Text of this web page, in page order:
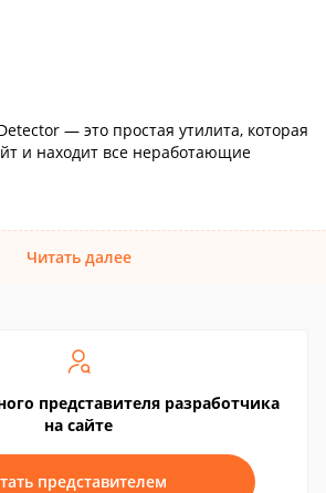
— это простая утилита, которая
и находит все неработающие
Читать далее
представителя разработчика
на сайте
представителем